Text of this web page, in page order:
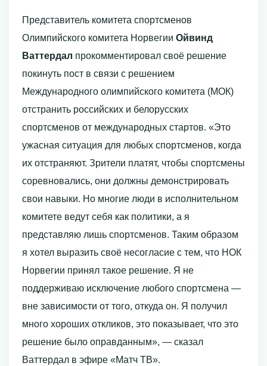
Представитель комитета спортсменов
Олимпийского комитета Норвегии Ойвинд
Ваттердал прокомментировал своё решение
покинуть пост в связи с решением
Международного олимпийского комитета (МОК)
отстранить российских и белорусских
спортсменов от международных стартов. «Это
ужасная ситуация для любых спортсменов, когда
их отстраняют. Зрители платят, чтобы спортсмены
соревновались, они должны демонстрировать
свои навыки. Но многие люди в исполнительном
комитете ведут себя как политики, а я
представляю лишь спортсменов. Таким образом
я хотел выразить своё несогласие с тем, что НОК
Норвегии принял такое решение. Я не
поддерживаю исключение любого спортсмена —
вне зависимости от того, откуда он. Я получил
много хороших откликов, это показывает, что это
решение было оправданным», — сказал
Ваттердал в эфире «Матч ТВ».